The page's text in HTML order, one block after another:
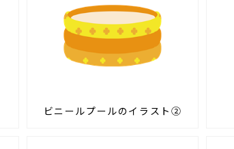
ビニールプールのイラスト②